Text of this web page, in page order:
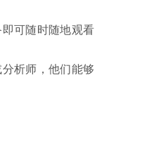
可随时随地观看
析师，他们能够